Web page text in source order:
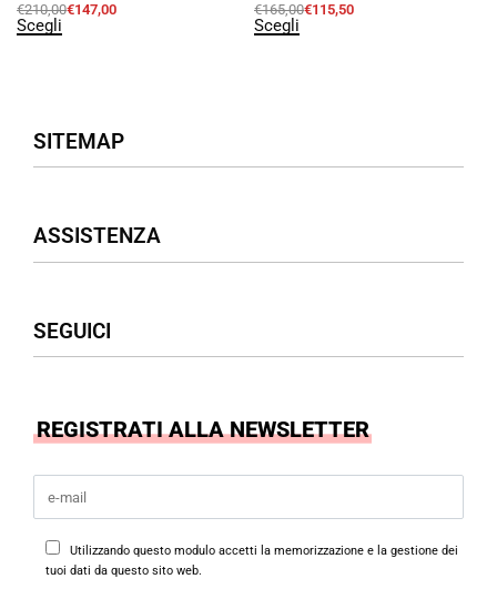
€210,00€147,00
Scegli
€165,00€115,50
Scegli
SITEMAP
Donna
Borse
ASSISTENZA
Termini & Condizioni
SEGUICI
Instagram
REGISTRATI ALLA NEWSLETTER
Utilizzando questo modulo accetti la memorizzazione e la gestione dei
tuoi dati da questo sito web.